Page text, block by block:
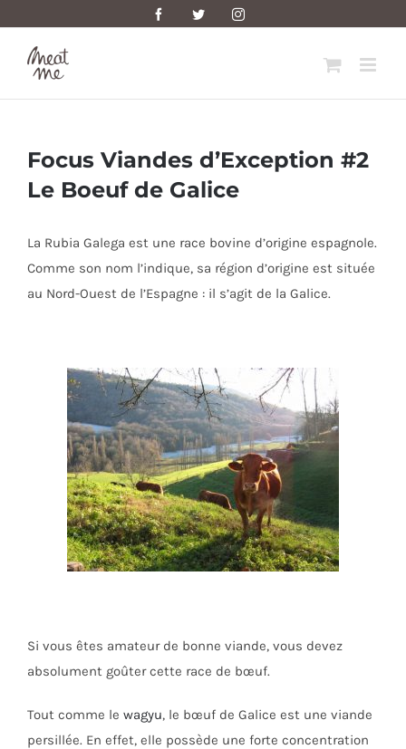
content
FacebookTwitter Instagram
Focus Viandes d’Exception #2
Le Boeuf de Galice
La Rubia Galega est une race bovine d’origine espagnole.
Comme son nom l’indique, sa région d’origine est située
au Nord-Ouest de l’Espagne : il s’agit de la Galice.
Si vous êtes amateur de bonne viande, vous devez
absolument goûter cette race de bœuf.
Tout comme le wagyu, le bœuf de Galice est une viande
persillée. En effet, elle possède une forte concentration